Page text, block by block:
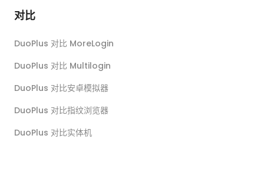
对比
DuoPlus 对比 MoreLogin
DuoPlus 对比 Multilogin
DuoPlus 对比安卓模拟器
DuoPlus 对比指纹浏览器
DuoPlus 对比实体机